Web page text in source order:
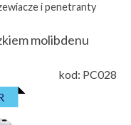
i penetranty
molibdenu
kod: PC028